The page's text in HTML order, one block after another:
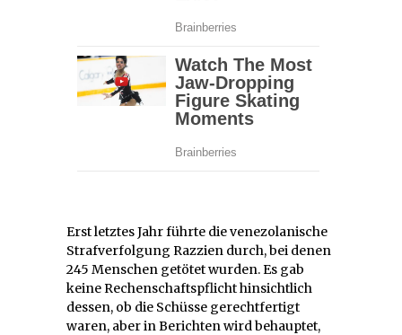
Erst letztes Jahr führte die venezolanische
Strafverfolgung Razzien durch, bei denen
245 Menschen getötet wurden. Es gab
keine Rechenschaftspflicht hinsichtlich
dessen, ob die Schüsse gerechtfertigt
waren, aber in Berichten wird behauptet,